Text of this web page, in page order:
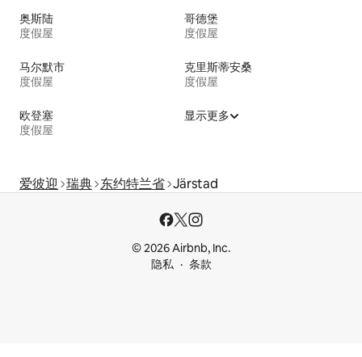
奥斯陆
度假屋
哥德堡
度假屋
马尔默市
度假屋
克里斯蒂安桑
度假屋
欧登塞
度假屋
显示更多
爱彼迎 瑞典 东约特兰省 Järstad
© 2026 Airbnb, Inc.
隐私
条款